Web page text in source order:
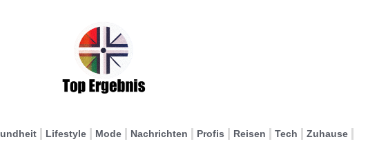
Lifestyle Mode Nachrichten Profis Reisen Tech Zuhause